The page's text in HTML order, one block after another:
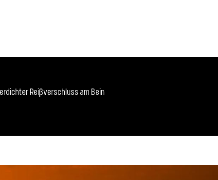
Reißverschluss am Bein